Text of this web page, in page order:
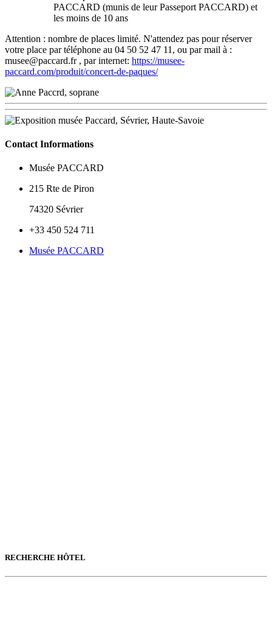
PACCARD (munis de leur Passeport PACCARD) et
les moins de 10 ans
Attention : nombre de places limité. N'attendez pas pour réserver
votre place par téléphone au 04 50 52 47 11, ou par mail à :
musee@paccard.fr , par internet: https://musee-
paccard.com/produit/concert-de-paques/
Contact Informations
Musée PACCARD
215 Rte de Piron
74320 Sévrier
+33 450 524 711
Musée PACCARD
RECHERCHE HÔTEL